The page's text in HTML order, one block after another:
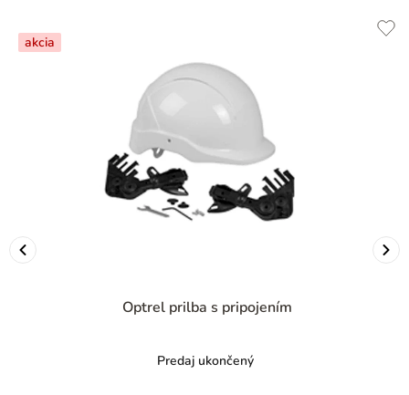
akcia
Optrel prilba s pripojením
Predaj ukončený